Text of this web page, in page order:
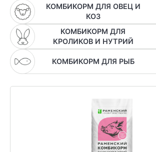
КОМБИКОРМ ДЛЯ ОВЕЦ И
КОЗ
КОМБИКОРМ ДЛЯ
КРОЛИКОВ И НУТРИЙ
КОМБИКОРМ ДЛЯ РЫБ
КОНТАКТЫ
8 (804) 700-18-14